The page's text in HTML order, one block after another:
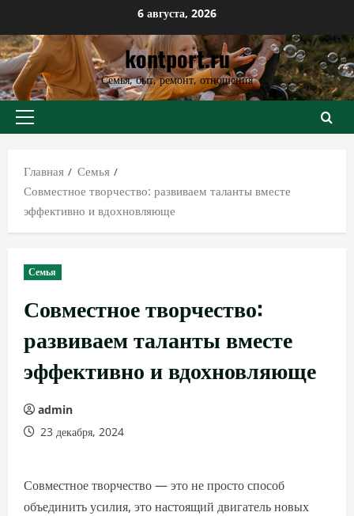
к
содержимому
6 августа, 2026
kontport.ru
Семья, быт, ремонт, отношения
Основное
Главная
Семья
Совместное творчество: развиваем таланты вместе
эффективно и вдохновляюще
Семья
Совместное творчество:
развиваем таланты вместе
эффективно и вдохновляюще
admin
23 декабря, 2024
Совместное творчество — это не просто способ
объединить усилия, это настоящий двигатель новых